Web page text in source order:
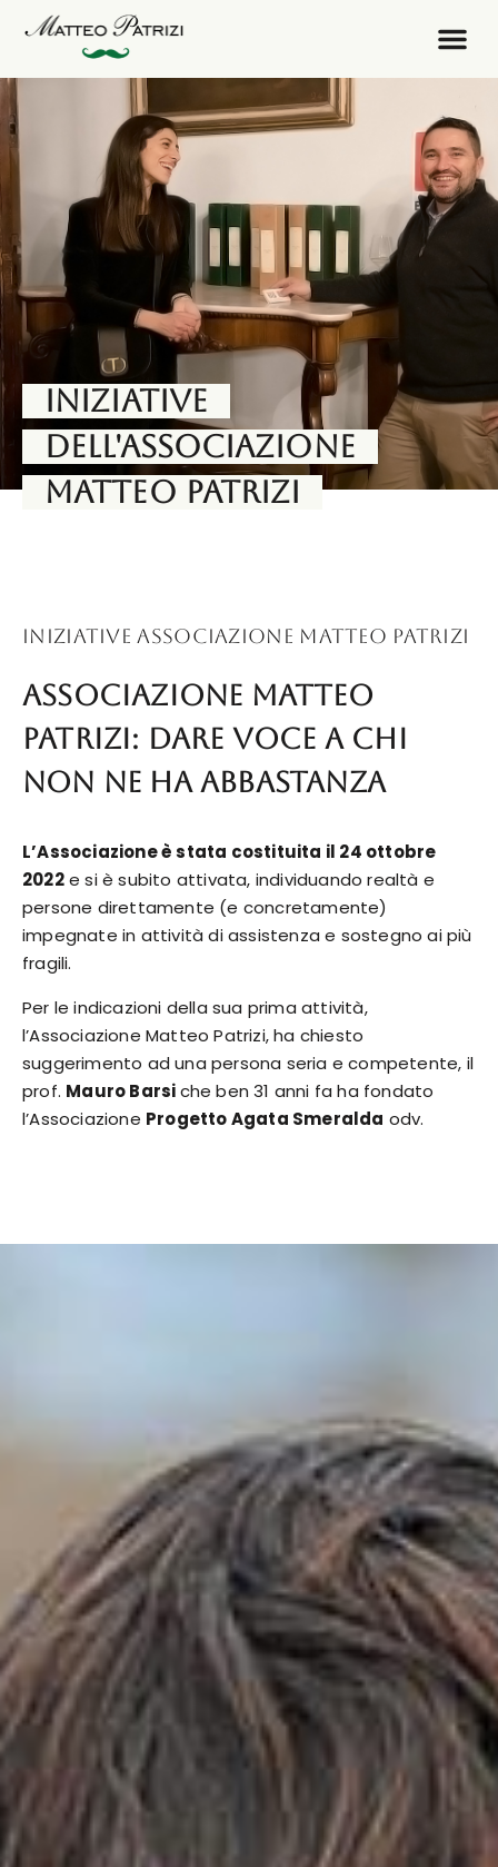
iniziative
dell'associazione
Matteo Patrizi
INIZIATIVE ASSOCIAZIONE MATTEO PATRIZI
Associazione Matteo
Patrizi: dare voce a chi
non ne ha abbastanza
L’Associazione è stata costituita il 24 ottobre
2022e si è subito attivata, individuando realtà e
persone direttamente (e concretamente)
impegnate in attività di assistenza e sostegno ai più
fragili.
Per le indicazioni della sua prima attività,
l’Associazione Matteo Patrizi, ha chiesto
suggerimento ad una persona seria e competente, il
prof. Mauro Barsiche ben 31 anni fa ha fondato
l’Associazione Progetto Agata Smeralda odv.